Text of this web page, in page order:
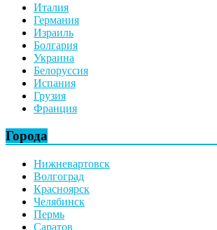
Италия
Германия
Израиль
Болгария
Украина
Белоруссия
Испания
Грузия
Франция
Города
Нижневартовск
Волгоград
Красноярск
Челябинск
Пермь
Саратов